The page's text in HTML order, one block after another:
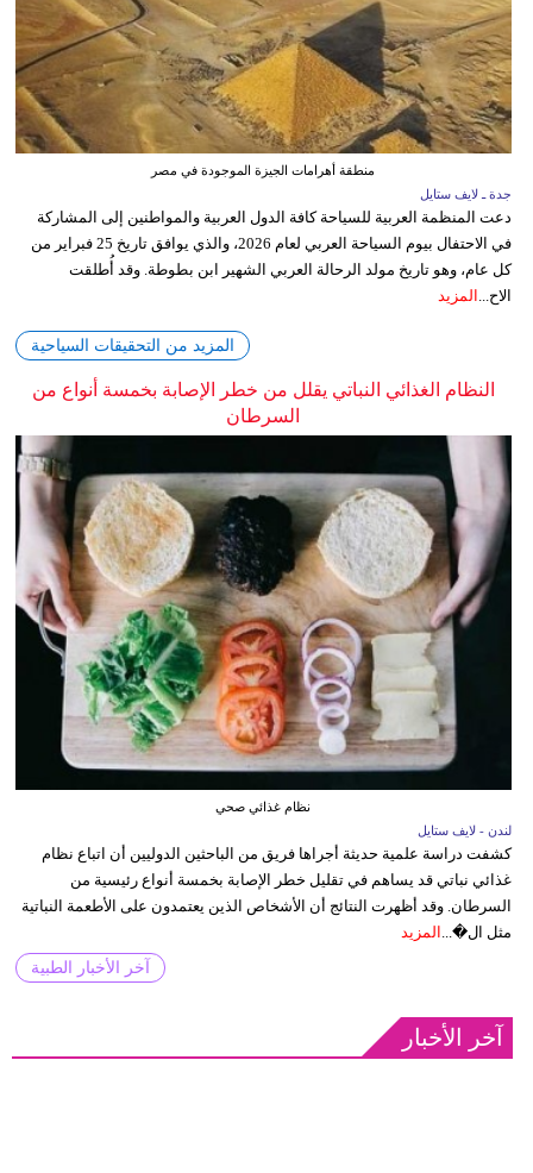
منطقة أهرامات الجيزة الموجودة في مصر
جدة ـ لايف ستايل
دعت المنظمة العربية للسياحة كافة الدول العربية والمواطنين إلى المشاركة
في الاحتفال بيوم السياحة العربي لعام 2026، والذي يوافق تاريخ 25 فبراير من
كل عام، وهو تاريخ مولد الرحالة العربي الشهير ابن بطوطة. وقد أُطلقت
الاح... المزيد
المزيد من التحقيقات السياحية
النظام الغذائي النباتي يقلل من خطر الإصابة بخمسة أنواع من
السرطان
نظام غذائي صحي
لندن - لايف ستايل
كشفت دراسة علمية حديثة أجراها فريق من الباحثين الدوليين أن اتباع نظام
غذائي نباتي قد يساهم في تقليل خطر الإصابة بخمسة أنواع رئيسية من
السرطان. وقد أظهرت النتائج أن الأشخاص الذين يعتمدون على الأطعمة النباتية
مثل ال�...
المزيد
آخر الأخبار الطبية
آخر الأخبار